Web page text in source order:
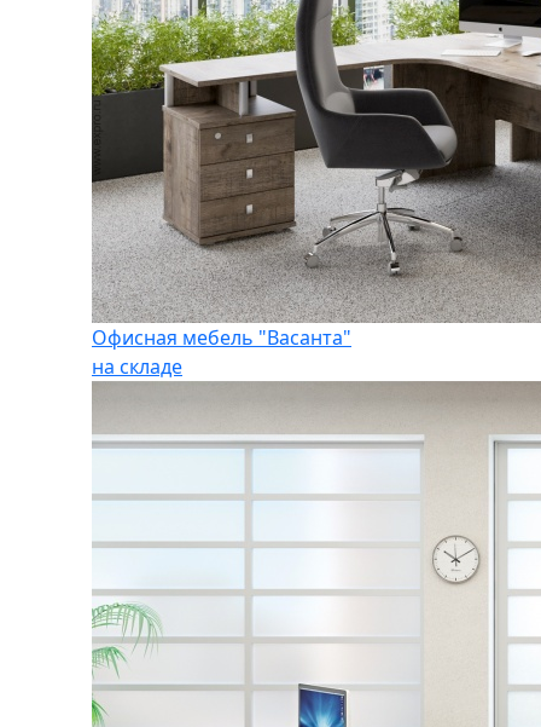
Офисная мебель "Васанта"
на складе